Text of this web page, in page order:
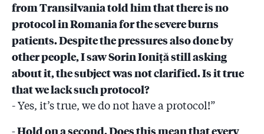
from Transilvania told him that there is no
protocol in Romania for the severe burns
patients. Despite the pressures also done by
other people, I saw Sorin Ioniță still asking
about it, the subject was not clarified. Is it true
that we lack such protocol?
- Yes, it’s true, we do not have a protocol!”
- Hold on a second. Does this mean that every